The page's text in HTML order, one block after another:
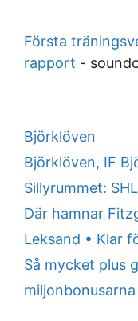
Första
rapport -
Categories
Björklöven
Tags
Björklöven, IF
Sillyrummet:
Där hamnar
Leksand • Klar
Så mycket plus
miljonbonusarna